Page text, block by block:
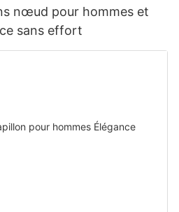
nœud pour hommes et
sans effort